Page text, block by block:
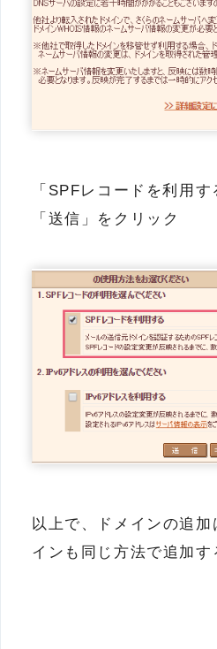
「SPFレコードを利用
「送信」をクリック
以上で、ドメインの追
インも同じ方法で追加す